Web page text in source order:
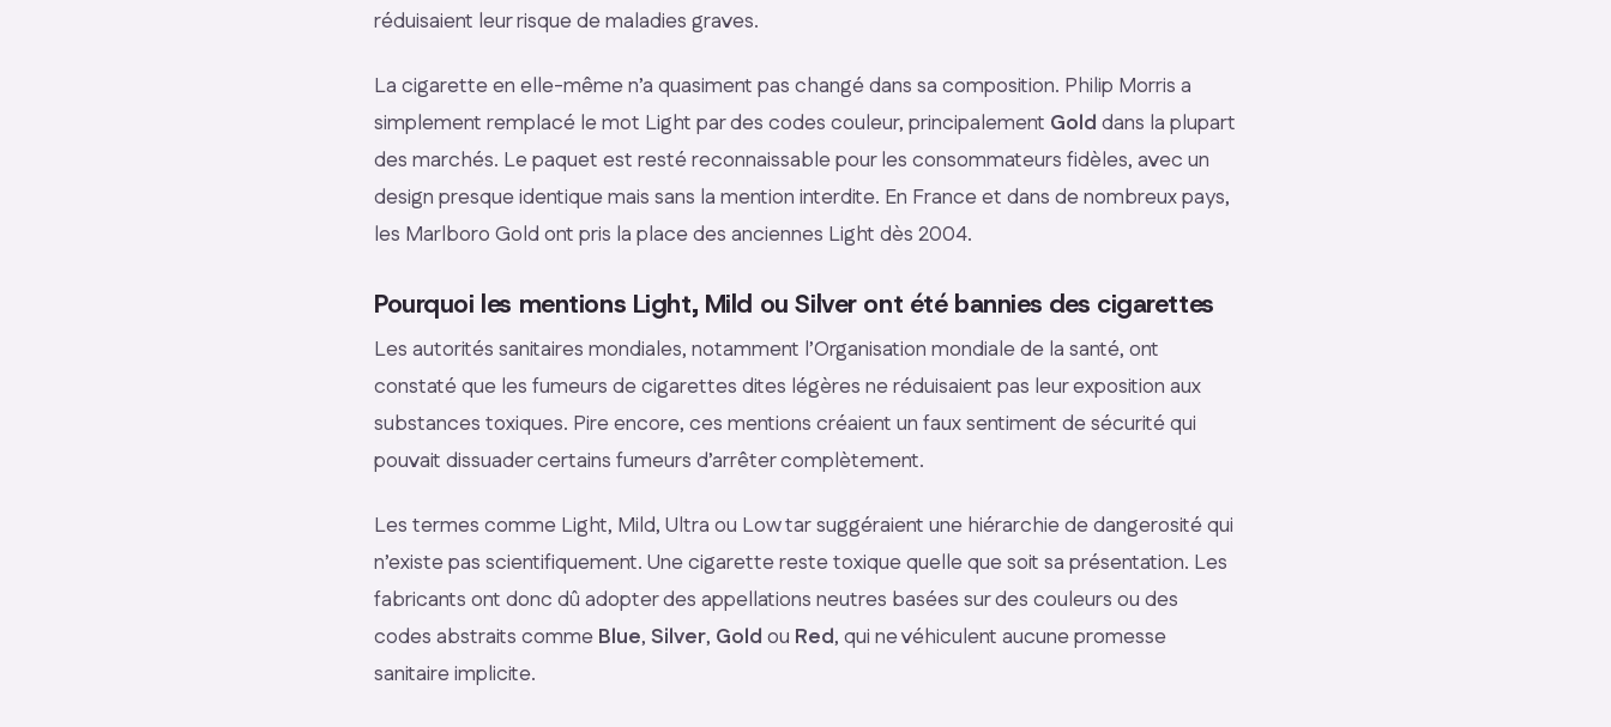
réduisaient leur risque de maladies graves.
La cigarette en elle-même n’a quasiment pas changé dans sa composition. Philip Morris a
simplement remplacé le mot Light par des codes couleur, principalement Gold dans la plupart
des marchés. Le paquet est resté reconnaissable pour les consommateurs fidèles, avec un
design presque identique mais sans la mention interdite. En France et dans de nombreux pays,
les Marlboro Gold ont pris la place des anciennes Light dès 2004.
Pourquoi les mentions Light, Mild ou Silver ont été bannies des cigarettes
Les autorités sanitaires mondiales, notamment l’Organisation mondiale de la santé, ont
constaté que les fumeurs de cigarettes dites légères ne réduisaient pas leur exposition aux
substances toxiques. Pire encore, ces mentions créaient un faux sentiment de sécurité qui
pouvait dissuader certains fumeurs d’arrêter complètement.
Les termes comme Light, Mild, Ultra ou Low tarsuggéraient une hiérarchie de dangerosité qui
n’existe pas scientifiquement. Une cigarette reste toxique quelle que soit sa présentation. Les
fabricants ont donc dû adopter des appellations neutres basées sur des couleurs ou des
codes abstraits comme Blue, Silver, Gold ou Red, qui ne véhiculent aucune promesse
sanitaire implicite.